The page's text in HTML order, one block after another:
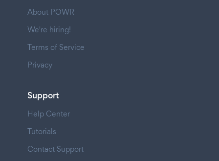
About POWR
We're hiring!
Terms of Service
Privacy
Support
Help Center
Tutorials
Contact Support